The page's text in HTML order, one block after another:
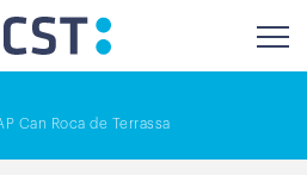
Can Roca de Terrassa